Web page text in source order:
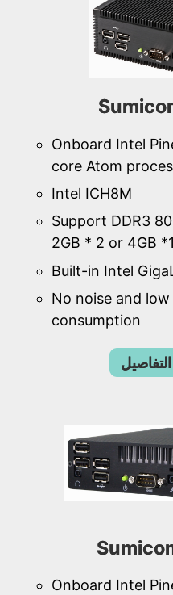
Onboard Intel
core Atom
Intel ICH8M
Support DDR3
2GB * 2 or 4GB *1
Built-in Intel
No noise and
consumption
Onboard Intel